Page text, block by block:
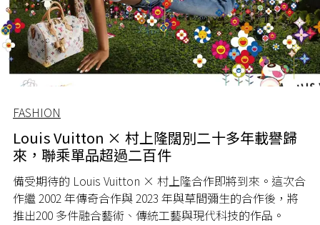
FASHION
Louis Vuitton × 村上隆闊別二十多年載譽歸
來，聯乘單品超過二百件
備受期待的 Louis Vuitton × 村上隆合作即將到來。這次合
作繼 2002 年傳奇合作與 2023 年與草間彌生的合作後，將
推出200 多件融合藝術、傳統工藝與現代科技的作品。